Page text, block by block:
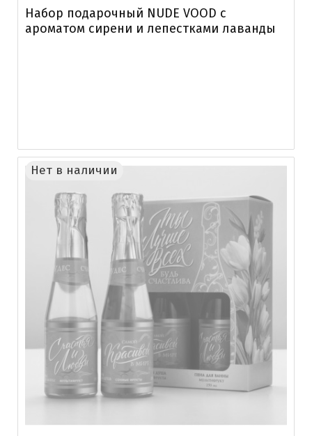
Набор подарочный NUDE VOOD с
ароматом сирени и лепестками лаванды
Нет в наличии